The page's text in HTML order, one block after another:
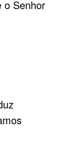
o Senhor